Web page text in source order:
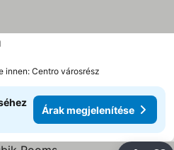
innen: Centro városrész
Árak megjelenítése